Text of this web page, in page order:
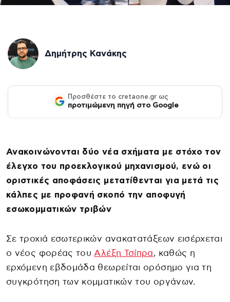
Δημήτρης Κανάκης
Προσθέστε το cretaone.gr ως
προτιμώμενη πηγή στο Google
Ανακοινώνονται δύο νέα σχήματα με στόχο τον
έλεγχο του προεκλογικού μηχανισμού, ενώ οι
οριστικές αποφάσεις μετατίθενται για μετά τις
κάλπες με προφανή σκοπό την αποφυγή
εσωκομματικών τριβών
Σε τροχιά εσωτερικών ανακατατάξεων εισέρχεται
ο νέος φορέας του Αλέξη Τσίπρα, καθώς η
ερχόμενη εβδομάδα θεωρείται ορόσημο για τη
συγκρότηση των κομματικών του οργάνων.